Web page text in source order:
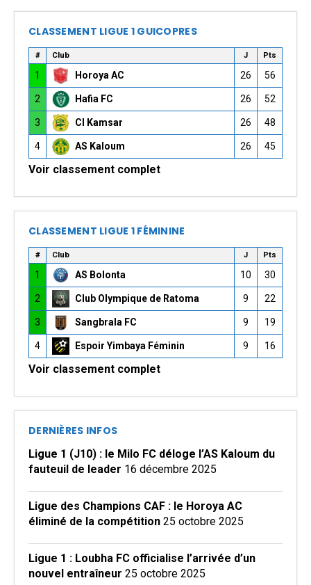
CLASSEMENT LIGUE 1 GUICOPRES
# Club J Pts
1 Horoya AC 26 56
2 Hafia FC 26 52
3 CI Kamsar 26 48
4 AS Kaloum 26 45
Voir classement complet
CLASSEMENT LIGUE 1 FÉMININE
# Club J Pts
1 AS Bolonta 10 30
2 Club Olympique de Ratoma 9 22
3 Sangbrala FC 9 19
4 Espoir Yimbaya Féminin 9 16
Voir classement complet
DERNIÈRES INFOS
Ligue 1 (J10) : le Milo FC déloge l’AS Kaloum du
fauteuil de leader 16 décembre 2025
Ligue des Champions CAF : le Horoya AC
éliminé de la compétition 25 octobre 2025
Ligue 1 : Loubha FC officialise l’arrivée d’un
nouvel entraîneur 25 octobre 2025